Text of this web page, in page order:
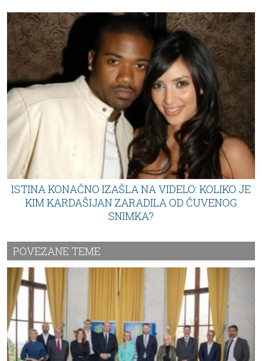
ISTINA KONAČNO IZAŠLA NA VIDELO: KOLIKO JE
KIM KARDAŠIJAN ZARADILA OD ČUVENOG
SNIMKA?
POVEZANE TEME